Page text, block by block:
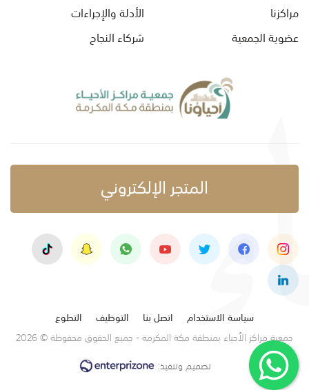
مراكزنا
عضوية الجمعية
الأدلة والإجراءات
شركاء النجاح
المتجر الإلكتروني
سياسة الاستخدام اتصل بنا التوظيف
التطوع
جمعية مراكز الأحياء بمنطقة مكة المكرمة - جميع الحقوق محفوظة © 2026
تصميم وتنفيذ: